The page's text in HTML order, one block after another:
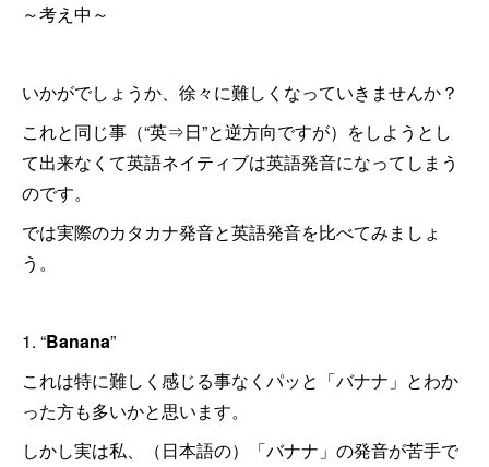
～考え中～
いかがでしょうか、徐々に難しくなっていきませんか？
これと同じ事（“英⇒日”と逆方向ですが）をしようとし
て出来なくて英語ネイティブは英語発音になってしまう
のです。
では実際のカタカナ発音と英語発音を比べてみましょ
う。
1. “Banana”
これは特に難しく感じる事なくパッと「バナナ」とわか
った方も多いかと思います。
しかし実は私、（日本語の）「バナナ」の発音が苦手で